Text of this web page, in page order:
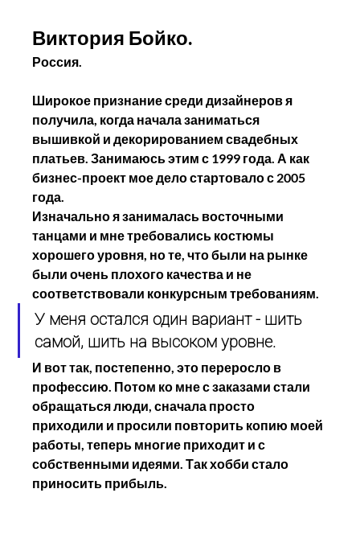
Виктория Бойко.
Россия.
Широкое признание среди дизайнеров я
получила, когда начала заниматься
вышивкой и декорированием свадебных
платьев. Занимаюсь этим с 1999 года. А как
бизнес-проект мое дело стартовало с 2005
года.
Изначально я занималась восточными
танцами и мне требовались костюмы
хорошего уровня, но те, что были на рынке
были очень плохого качества и не
соответствовали конкурсным требованиям.
У меня остался один вариант - шить
самой, шить на высоком уровне.
И вот так, постепенно, это переросло в
профессию. Потом ко мне с заказами стали
обращаться люди, сначала просто
приходили и просили повторить копию моей
работы, теперь многие приходит и с
собственными идеями. Так хобби стало
приносить прибыль.